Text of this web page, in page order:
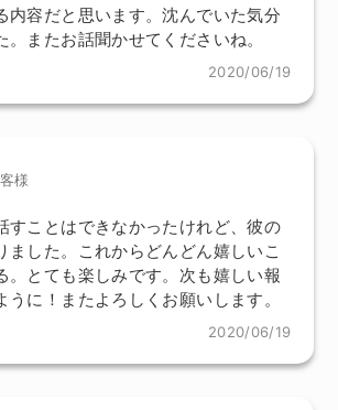
内容だと思います。沈んでいた気分
。またお話聞かせてくださいね。
2020/06/19
様
すことはできなかったけれど、彼の
ました。これからどんどん嬉しいこ
。とても楽しみです。次も嬉しい報
うに！またよろしくお願いします。
2020/06/19